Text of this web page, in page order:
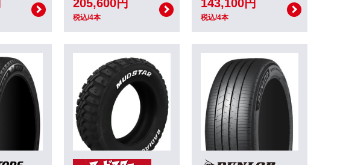
205,600円
税込/4本
143,100円
税込/4本